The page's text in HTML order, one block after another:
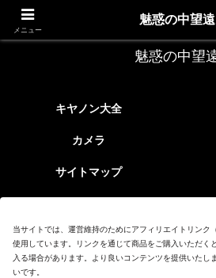
レトロなEFレンズ
魅惑の中望
キヤノン大全
カメラ
サイトマップ
当サイトでは、運営維持のためにアフィリエイトリンク
使用しています。リンクを通じて商品をご購入いただく
入る場合があります。より良いコンテンツを提供いたし
いです。
メニュー
魅惑の中望遠